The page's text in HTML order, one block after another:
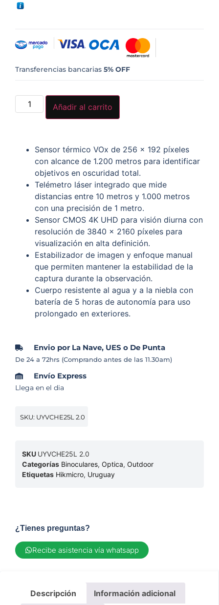
Transferencias bancarias5% OFF
Añadir al carrito
Sensor térmico VOx de 256 x 192 píxeles
con alcance de 1.200 metros para identificar
objetivos en oscuridad total.
Telémetro láser integrado que mide
distancias entre 10 metros y 1.000 metros
con una precisión de 1 metro.
Sensor CMOS 4K UHD para visión diurna con
resolución de 3840 x 2160 píxeles para
visualización en alta definición.
Estabilizador de imagen y enfoque manual
que permiten mantener la estabilidad de la
captura durante la observación.
Cuerpo resistente al agua y a la niebla con
batería de 5 horas de autonomía para uso
prolongado en exteriores.
Envio por La Nave, UES o De Punta
De 24 a 72hrs (Comprando antes de las 11.30am)
Envío Express
Llega en el dia
SKU: UYVCHE25L 2.0
SKU UYVCHE25L 2.0
Categorías Binoculares,Optica,Outdoor
Etiquetas Hikmicro, Uruguay
¿Tienes preguntas?
Recibe asistencia vía whatsapp
Descripción Información adicional